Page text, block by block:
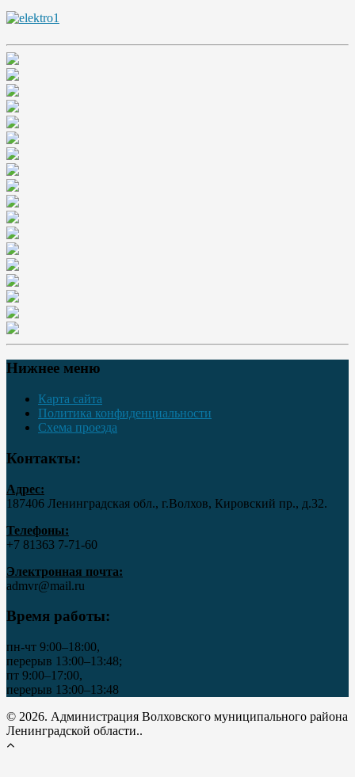
Нижнее меню
Карта сайта
Политика конфиденциальности
Схема проезда
Контакты:
Адрес:
187406 Ленинградская обл., г.Волхов, Кировский пр., д.32.
Телефоны:
+7 81363 7‑71-60
Электронная почта:
admvr@mail.ru
Время работы:
пн-чт 9:00–18:00,
перерыв 13:00–13:48;
пт 9:00–17:00,
перерыв 13:00–13:48
© 2026. Администрация Волховского муниципального района
Ленинградской области..